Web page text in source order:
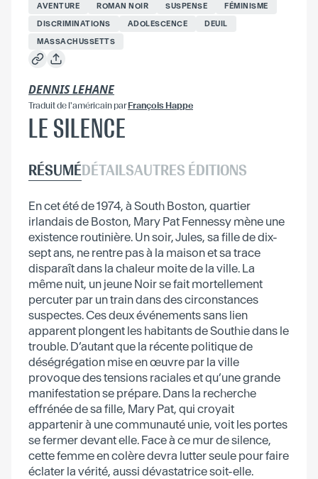
AVENTURE
ROMAN NOIR SUSPENSE
FÉMINISME
DISCRIMINATIONS
ADOLESCENCE
DEUIL
MASSACHUSSETTS
DENNIS LEHANE
Traduitde l'américainparFrançois Happe
LE SILENCE
RÉSUMÉDÉTAILSAUTRES ÉDITIONS
En cet été de 1974, à South Boston, quartier
irlandais de Boston, Mary Pat Fennessy mène une
existence routinière. Un soir, Jules, sa fille de dix-
sept ans, ne rentre pas à la maison et sa trace
disparaît dans la chaleur moite de la ville. La
même nuit, un jeune Noir se fait mortellement
percuter par un train dans des circonstances
suspectes. Ces deux événements sans lien
apparent plongent les habitants de Southie dans le
trouble. D’autant que la récente politique de
déségrégation mise en œuvre par la ville
provoque des tensions raciales et qu’une grande
manifestation se prépare. Dans la recherche
effrénée de sa fille, Mary Pat, qui croyait
appartenir à une communauté unie, voit les portes
se fermer devant elle. Face à ce mur de silence,
cette femme en colère devra lutter seule pour faire
éclater la vérité, aussi dévastatrice soit-elle.